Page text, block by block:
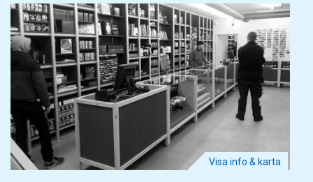
Visa info & karta